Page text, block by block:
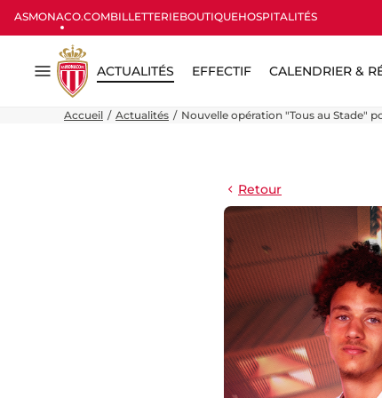
ASMONACO.COMBILLETTERIEBOUTIQUEHOSPITALITÉS
Menu
ACTUALITÉS EFFECTIF CALENDRIER &
Accueil Actualités Nouvelle opération "Tous au Stade"
Retour